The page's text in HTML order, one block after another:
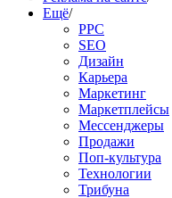
Ещё/
PPC
SEO
Дизайн
Карьера
Маркетинг
Маркетплейсы
Мессенджеры
Продажи
Поп-культура
Технологии
Трибуна